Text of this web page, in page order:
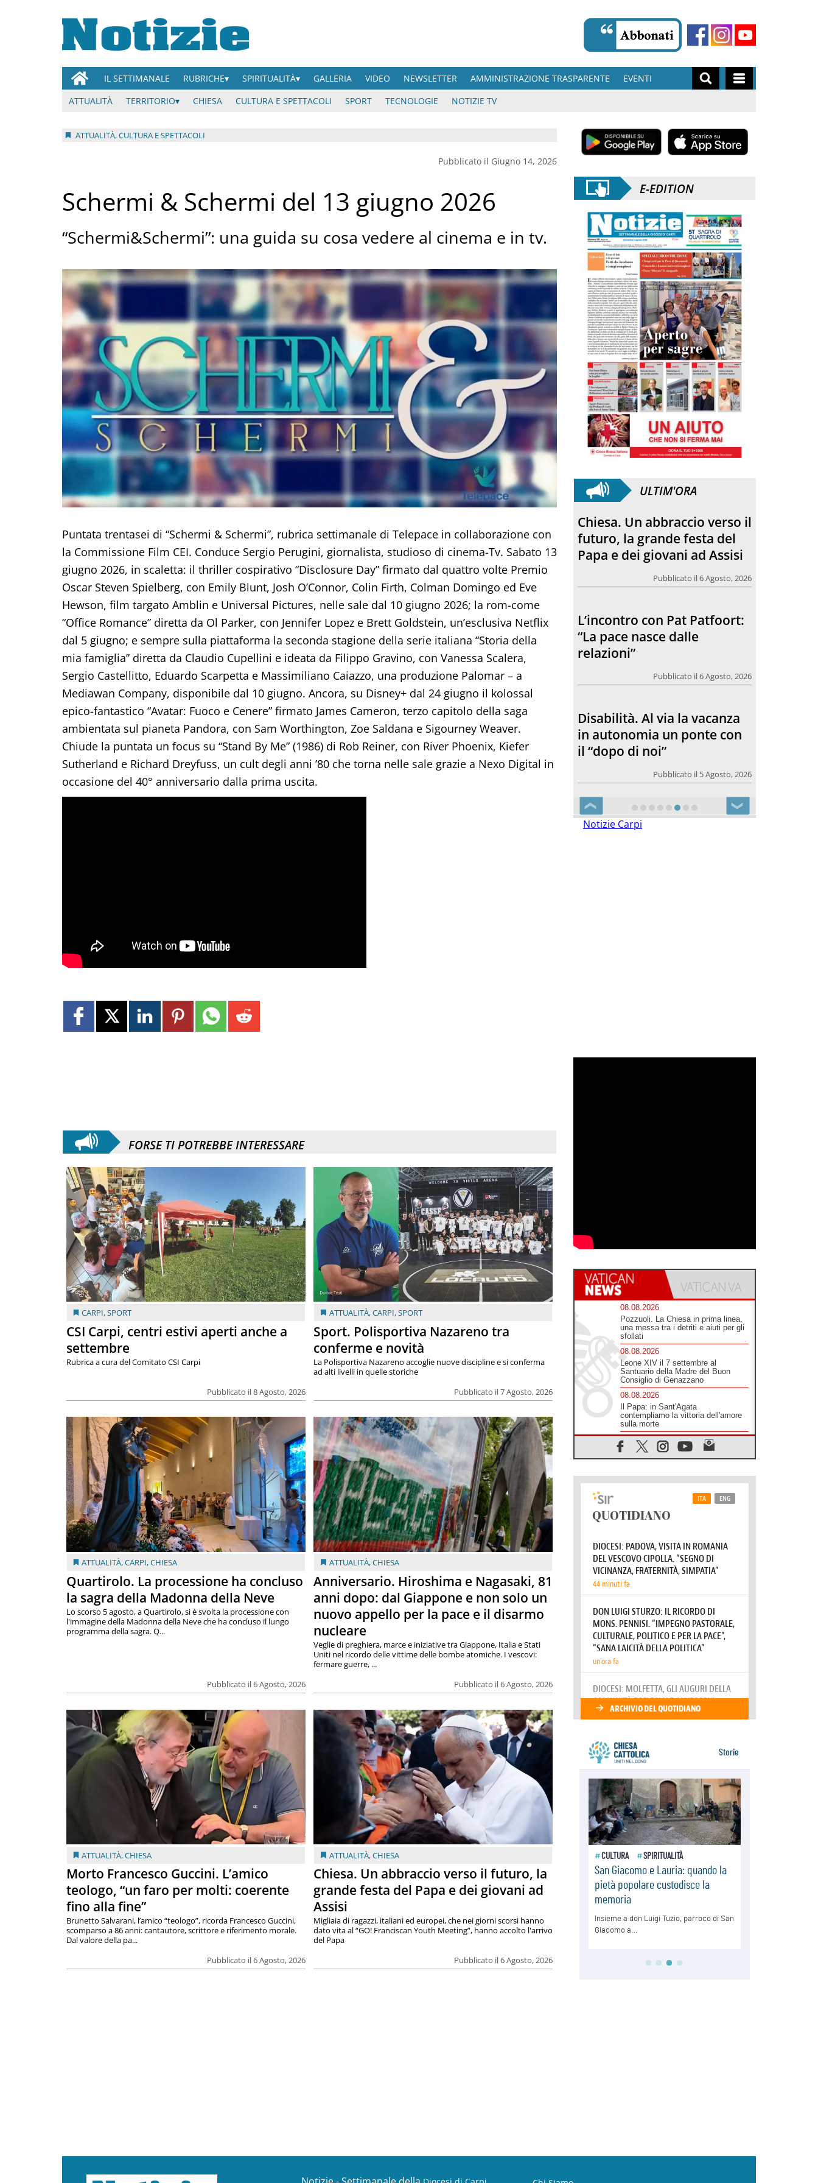
IL SETTIMANALE RUBRICHE SPIRITUALITÀ GALLERIA VIDEO NEWSLETTER AMMINISTRAZIONE TRASPARENTE
EVENTI
ATTUALITÀ
TERRITORIO CHIESA CULTURA E SPETTACOLI SPORT TECNOLOGIE NOTIZIE TV
ATTUALITÀ, CULTURA E SPETTACOLI
Pubblicato il Giugno 14, 2026
Schermi & Schermi del 13 giugno 2026
“Schermi&Schermi”: una guida su cosa vedere al cinema e in tv.
Puntata trentasei di “Schermi & Schermi”, rubrica settimanale di Telepace in collaborazione con
la Commissione Film CEI. Conduce Sergio Perugini, giornalista, studioso di cinema-Tv. Sabato 13
giugno 2026, in scaletta: il thriller cospirativo “Disclosure Day” firmato dal quattro volte Premio
Oscar Steven Spielberg, con Emily Blunt, Josh O’Connor, Colin Firth, Colman Domingo ed Eve
Hewson, film targato Amblin e Universal Pictures, nelle sale dal 10 giugno 2026; la rom-come
“Office Romance” diretta da Ol Parker, con Jennifer Lopez e Brett Goldstein, un’esclusiva Netflix
dal 5 giugno; e sempre sulla piattaforma la seconda stagione della serie italiana “Storia della
mia famiglia” diretta da Claudio Cupellini e ideata da Filippo Gravino, con Vanessa Scalera,
Sergio Castellitto, Eduardo Scarpetta e Massimiliano Caiazzo, una produzione Palomar – a
Mediawan Company, disponibile dal 10 giugno. Ancora, su Disney+ dal 24 giugno il kolossal
epico-fantastico “Avatar: Fuoco e Cenere” firmato James Cameron, terzo capitolo della saga
ambientata sul pianeta Pandora, con Sam Worthington, Zoe Saldana e Sigourney Weaver.
Chiude la puntata un focus su “Stand By Me” (1986) di Rob Reiner, con River Phoenix, Kiefer
Sutherland e Richard Dreyfuss, un cult degli anni ’80 che torna nelle sale grazie a Nexo Digital in
occasione del 40° anniversario dalla prima uscita.
FORSE TI POTREBBE INTERESSARE
CARPI,SPORT
CSI Carpi, centri estivi aperti anche a
settembre
Pubblicato il 8 Agosto, 2026
Rubrica a cura del Comitato CSI Carpi
ATTUALITÀ,CARPI,SPORT
Sport. Polisportiva Nazareno tra
conferme e novità
Pubblicato il 7 Agosto, 2026
La Polisportiva Nazareno accoglie nuove discipline e si conferma
ad alti livelli in quelle storiche
ATTUALITÀ,CARPI,CHIESA
Quartirolo. La processione ha concluso
la sagra della Madonna della Neve
Pubblicato il 6 Agosto, 2026
Lo scorso 5 agosto, a Quartirolo, si è svolta la processione con
l'immagine della Madonna della Neve che ha concluso il lungo
programma della sagra. Q...
ATTUALITÀ,CHIESA
Anniversario. Hiroshima e Nagasaki, 81
anni dopo: dal Giappone e non solo un
nuovo appello per la pace e il disarmo
nucleare
Pubblicato il 6 Agosto, 2026
Veglie di preghiera, marce e iniziative tra Giappone, Italia e Stati
Uniti nel ricordo delle vittime delle bombe atomiche. I vescovi:
fermare guerre, ...
ATTUALITÀ,CHIESA
Morto Francesco Guccini. L’amico
teologo, “un faro per molti: coerente
fino alla fine”
Pubblicato il 6 Agosto, 2026
Brunetto Salvarani, l’amico “teologo”, ricorda Francesco Guccini,
scomparso a 86 anni: cantautore, scrittore e riferimento morale.
Dal valore della pa...
ATTUALITÀ,CHIESA
Chiesa. Un abbraccio verso il futuro, la
grande festa del Papa e dei giovani ad
Assisi
Pubblicato il 6 Agosto, 2026
Migliaia di ragazzi, italiani ed europei, che nei giorni scorsi hanno
dato vita al “GO! Franciscan Youth Meeting”, hanno accolto l'arrivo
del Papa
E-EDITION
ULTIM'ORA
Chiesa. Un abbraccio verso il
futuro, la grande festa del
Papa e dei giovani ad Assisi
Pubblicato il 6 Agosto, 2026
L’incontro con Pat Patfoort:
“La pace nasce dalle
relazioni”
Pubblicato il 6 Agosto, 2026
Disabilità. Al via la vacanza
in autonomia un ponte con
il “dopo di noi”
Pubblicato il 5 Agosto, 2026
❮ ❯
Notizie Carpi
08.08.2026
Pozzuoli. La Chiesa in prima linea,
una messa tra i detriti e aiuti per gli
sfollati
08.08.2026
Leone XIV il 7 settembre al
Santuario della Madre del Buon
Consiglio di Genazzano
08.08.2026
Il Papa: in Sant'Agata
contempliamo la vittoria dell'amore
sulla morte
08.08.2026
Hebdomada Papae: il Gr in latino
dell'8 agosto
08.08.2026
Spin Time, Reina: Cristo non abita
nei palazzi del potere ma si
identifica coi senzatetto
08.08.2026
08.08.2026
Argentina, l'arcivescovo Colombo:
"La visita del Papa messaggio di
pace e dignità"
08.08.2026
Tonalestate 2026, i giovani
sconfiggono la paura
08.08.2026
Marcinelle, 70 anni dopo istituita la
Giornata europea per le vittime sul
Arabia Saudita, Turchia e Pakistan
stringono una nuova alleanza
militare in Medio Oriente